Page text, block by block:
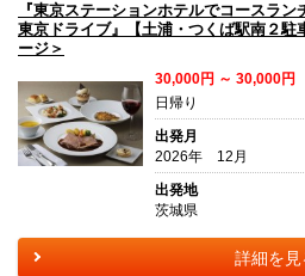
『東京ステーションホテルでコースラ
東京ドライブ』【土浦・つくば駅南２
ージ＞
30,000円 ～ 30,000円
日帰り
出発月
2026年 12月
出発地
茨城県
詳細を見